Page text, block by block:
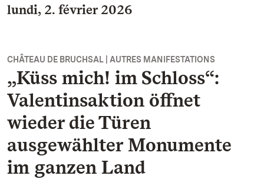
lundi, 2. février 2026
CHÂTEAU DE BRUCHSAL | AUTRES MANIFESTATIONS
„Küss mich! im Schloss“:
Valentinsaktion öffnet
wieder die Türen
ausgewählter Monumente
im ganzen Land